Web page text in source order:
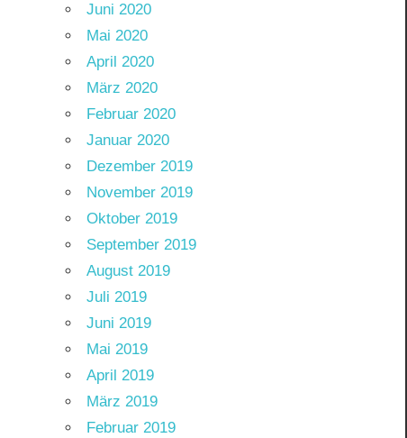
Juni 2020
Mai 2020
April 2020
März 2020
Februar 2020
Januar 2020
Dezember 2019
November 2019
Oktober 2019
September 2019
August 2019
Juli 2019
Juni 2019
Mai 2019
April 2019
März 2019
Februar 2019